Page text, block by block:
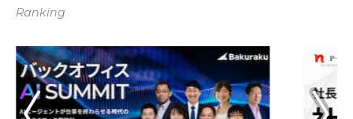
Ranking